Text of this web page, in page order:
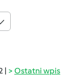
| Ostatni wpis